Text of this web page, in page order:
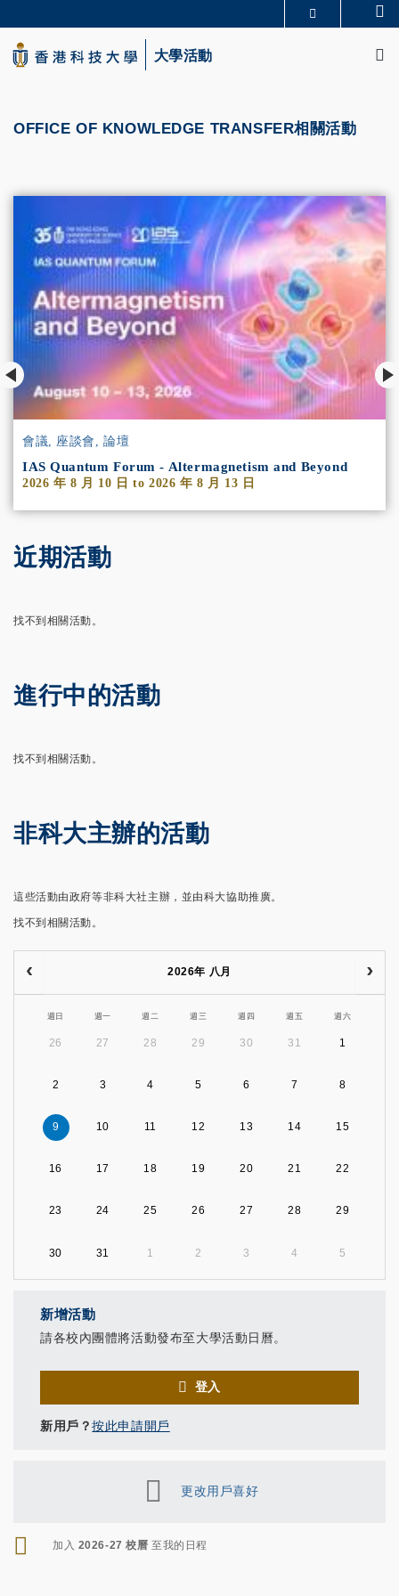
to
main
content
生活@科大
大學活動
OFFICE OF KNOWLEDGE TRANSFER相關活動
會議, 座談會, 論壇
IAS Quantum Forum - Altermagnetism and Beyond
2026 年 8 月 10 日 to2026 年 8 月 13 日
近期活動
找不到相關活動。
進行中的活動
找不到相關活動。
非科大主辦的活動
這些活動由政府等非科大社主辦，並由科大協助推廣。
找不到相關活動。
2026年 八月
週日 週一 週二 週三 週四 週五 週六
26 27 28 29 30 31 1
2 3 4 5 6 7 8
9 10 11 12 13 14 15
16 17 18 19 20 21 22
23 24 25 26 27 28 29
30 31 1 2 3 4 5
新增活動
請各校內團體將活動發布至大學活動日曆。
登入
新用戶？按此申請開戶
更改用戶喜好
RSS
加入 2026-27 校曆 至我的日程